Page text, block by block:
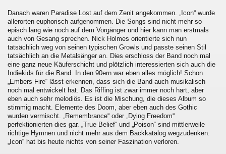
Danach waren Paradise Lost auf dem Zenit angekommen. „Icon“ wurde
allerorten euphorisch aufgenommen. Die Songs sind nicht mehr so
episch lang wie noch auf dem Vorgänger und hier kann man erstmals
auch von Gesang sprechen. Nick Holmes orientierte sich nun
tatsächlich weg von seinen typischen Growls und passte seinen Stil
tatsächlich an die Metalsänger an. Dies erschloss der Band noch mal
eine ganz neue Käuferschicht und plötzlich interessierten sich auch die
Indiekids für die Band. In den 90ern war eben alles möglich! Schon
„Embers Fire“ lässt erkennen, dass sich die Band auch musikalisch
noch mal entwickelt hat. Das Riffing ist zwar immer noch hart, aber
eben auch sehr melodiös. Es ist die Mischung, die dieses Album so
stimmig macht. Elemente des Doom, aber eben auch des Gothic
wurden vermischt. „Remembrance“ oder „Dying Freedom“
perfektionierten dies gar. „True Belief“ und „Poison“ sind mittlerweile
richtige Hymnen und nicht mehr aus dem Backkatalog wegzudenken.
„Icon“ hat bis heute nichts von seiner Faszination verloren.